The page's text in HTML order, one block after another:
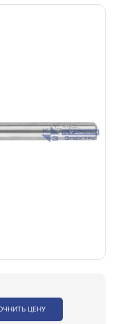
ЦЕНУ